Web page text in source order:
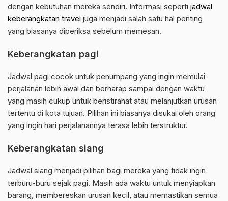
dengan kebutuhan mereka sendiri. Informasi seperti jadwal
keberangkatan travel juga menjadi salah satu hal penting
yang biasanya diperiksa sebelum memesan.
Keberangkatan pagi
Jadwal pagi cocok untuk penumpang yang ingin memulai
perjalanan lebih awal dan berharap sampai dengan waktu
yang masih cukup untuk beristirahat atau melanjutkan urusan
tertentu di kota tujuan. Pilihan ini biasanya disukai oleh orang
yang ingin hari perjalanannya terasa lebih terstruktur.
Keberangkatan siang
Jadwal siang menjadi pilihan bagi mereka yang tidak ingin
terburu-buru sejak pagi. Masih ada waktu untuk menyiapkan
barang, membereskan urusan kecil, atau memastikan semua